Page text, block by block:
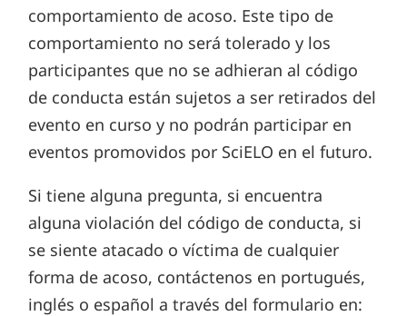
comportamiento de acoso. Este tipo de
comportamiento no será tolerado y los
participantes que no se adhieran al código
de conducta están sujetos a ser retirados del
evento en curso y no podrán participar en
eventos promovidos por SciELO en el futuro.
Si tiene alguna pregunta, si encuentra
alguna violación del código de conducta, si
se siente atacado o víctima de cualquier
forma de acoso, contáctenos en portugués,
inglés o español a través del formulario en: